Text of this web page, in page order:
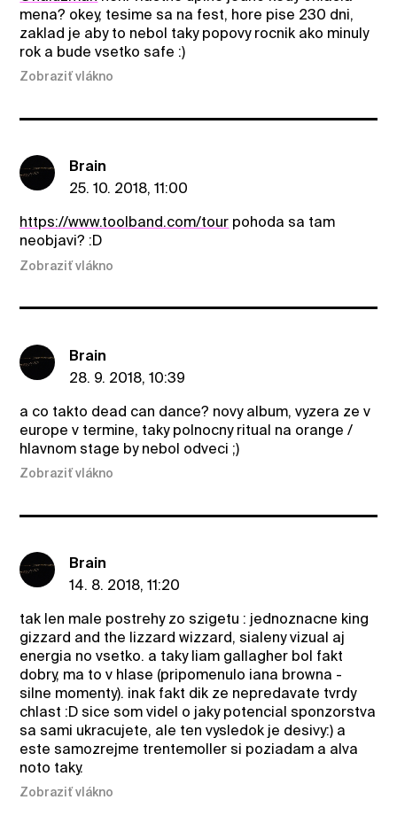
mena? okey, tesime sa na fest, hore pise 230 dni,
zaklad je aby to nebol taky popovy rocnik ako minuly
rok a bude vsetko safe :)
Zobraziť vlákno
Brain
25. 10. 2018, 11:00
https://www.toolband.com/tour pohoda sa tam
neobjavi? :D
Zobraziť vlákno
Brain
28. 9. 2018, 10:39
a co takto dead can dance? novy album, vyzera ze v
europe v termine, taky polnocny ritual na orange /
hlavnom stage by nebol odveci ;)
Zobraziť vlákno
Brain
14. 8. 2018, 11:20
tak len male postrehy zo szigetu : jednoznacne king
gizzard and the lizzard wizzard, sialeny vizual aj
energia no vsetko. a taky liam gallagher bol fakt
dobry, ma to v hlase (pripomenulo iana browna -
silne momenty). inak fakt dik ze nepredavate tvrdy
chlast :D sice som videl o jaky potencial sponzorstva
sa sami ukracujete, ale ten vysledok je desivy:) a
este samozrejme trentemoller si poziadam a alva
noto taky.
Zobraziť vlákno